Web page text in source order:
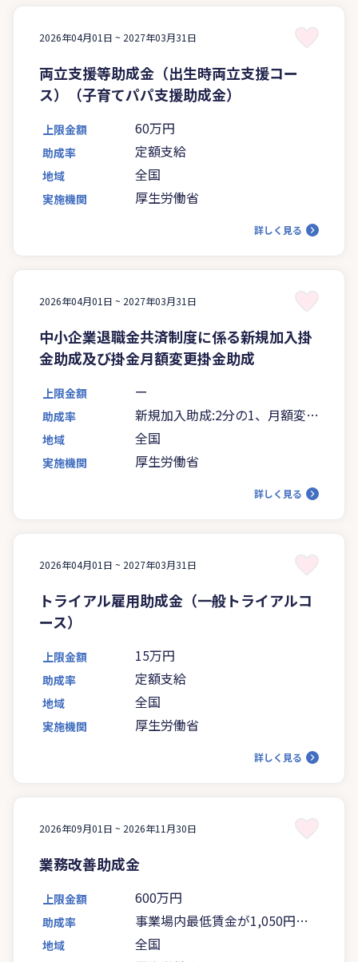
2026年04月01日 ~ 2027年03月31日
両立支援等助成金（出生時両立支援コー
ス）（子育てパパ支援助成金）
上限金額 60万円
助成率 定額支給
地域 全国
実施機関 厚生労働省
詳しく見る
2026年04月01日 ~ 2027年03月31日
中小企業退職金共済制度に係る新規加入掛
金助成及び掛金月額変更掛金助成
上限金額 ー
助成率
新規加入助成:2分の1、月額変更
助成:3分の1
地域 全国
実施機関 厚生労働省
詳しく見る
2026年04月01日 ~ 2027年03月31日
トライアル雇用助成金（一般トライアルコ
ース）
上限金額 15万円
助成率 定額支給
地域 全国
実施機関 厚生労働省
詳しく見る
2026年09月01日 ~ 2026年11月30日
業務改善助成金
上限金額 600万円
助成率
事業場内最低賃金が1,050円未
満の場合は5分の4、1,050円以
地域 全国